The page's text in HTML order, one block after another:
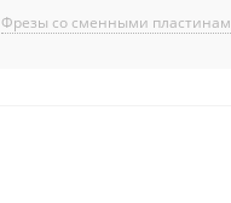
Фрезы со сменными